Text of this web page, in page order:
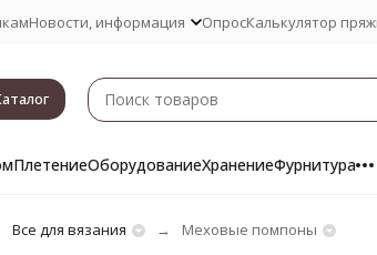
Новости, информация ОпросКалькулятор
ПлетениеОборудованиеХранениеФурнитура
Все для вязания Меховые помпоны